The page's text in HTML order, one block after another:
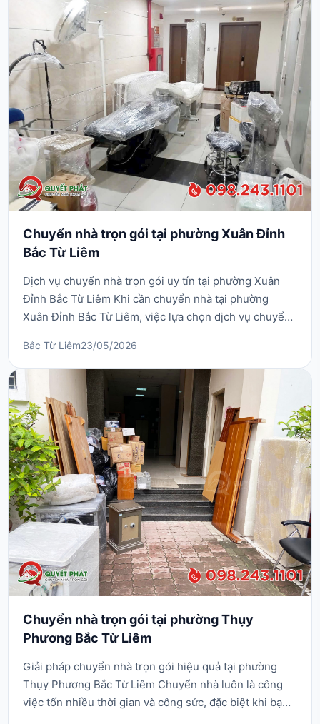
chuyển đồ đạc mà còn đảm bảo mọi thứ được thực
Chuyển nhà trọn gói tại phường Xuân Đỉnh
Bắc Từ Liêm
Dịch vụ chuyển nhà trọn gói uy tín tại phường Xuân
Đỉnh Bắc Từ Liêm Khi cần chuyển nhà tại phường
Xuân Đỉnh Bắc Từ Liêm, việc lựa chọn dịch vụ chuyển
thời gian mà còn đảm bảo an toàn cho toàn bộ đồ đạc
trong gia đình bạn. Tại khu vực đông dân cư như Xuân
Đỉnh, với nhiều tuyến phố như đường Hoàng ...
Bắc Từ Liêm23/05/2026
Chuyển nhà trọn gói tại phường Thụy
Phương Bắc Từ Liêm
Giải pháp chuyển nhà trọn gói hiệu quả tại phường
Thụy Phương Bắc Từ Liêm Chuyển nhà luôn là công
việc tốn nhiều thời gian và công sức, đặc biệt khi bạn